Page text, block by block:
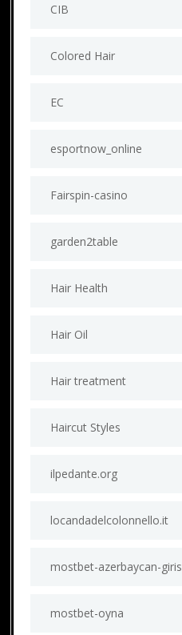
CIB
Colored Hair
EC
esportnow_online
Fairspin-casino
garden2table
Hair Health
Hair Oil
Hair treatment
Haircut Styles
ilpedante.org
locandadelcolonnello.it
mostbet-azerbaycan-giris
mostbet-oyna